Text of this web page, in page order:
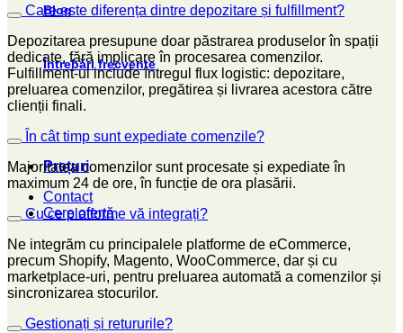
Blog
Întrebări frecvente
Prețuri
Contact
Cere ofertă
Care este diferența dintre depozitare și fulfillment?
Depozitarea presupune doar păstrarea produselor în spații
dedicate, fără implicare în procesarea comenzilor.
Fulfillment-ul include întregul flux logistic: depozitare,
preluarea comenzilor, pregătirea și livrarea acestora către
clienții finali.
În cât timp sunt expediate comenzile?
Majoritatea comenzilor sunt procesate și expediate în
maximum 24 de ore, în funcție de ora plasării.
Cu ce platforme vă integrați?
Ne integrăm cu principalele platforme de eCommerce,
precum Shopify, Magento, WooCommerce, dar și cu
marketplace-uri, pentru preluarea automată a comenzilor și
sincronizarea stocurilor.
Gestionați și retururile?